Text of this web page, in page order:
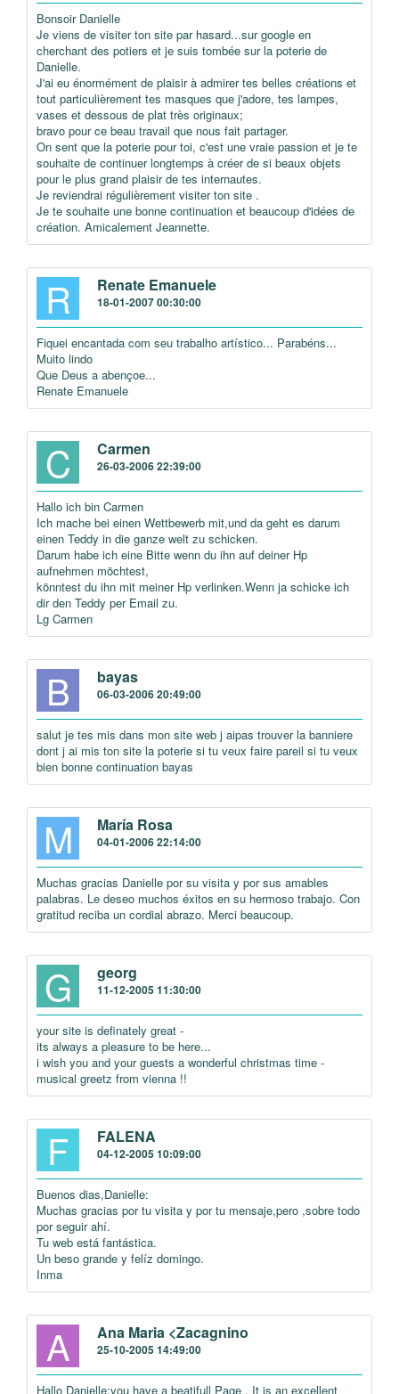
Bonsoir Danielle
Je viens de visiter ton site par hasard...sur google en
cherchant des potiers et je suis tombée sur la poterie de
Danielle.
J'ai eu énormément de plaisir à admirer tes belles créations et
tout particulièrement tes masques que j'adore, tes lampes,
vases et dessous de plat très originaux;
bravo pour ce beau travail que nous fait partager.
On sent que la poterie pour toi, c'est une vraie passion et je te
souhaite de continuer longtemps à créer de si beaux objets
pour le plus grand plaisir de tes internautes.
Je reviendrai régulièrement visiter ton site .
Je te souhaite une bonne continuation et beaucoup d'idées de
création. Amicalement Jeannette.
R Renate Emanuele
18-01-2007 00:30:00
Fiquei encantada com seu trabalho artístico... Parabéns...
Muito lindo
Que Deus a abençoe...
Renate Emanuele
C Carmen
26-03-2006 22:39:00
Hallo ich bin Carmen
Ich mache bei einen Wettbewerb mit,und da geht es darum
einen Teddy in die ganze welt zu schicken.
Darum habe ich eine Bitte wenn du ihn auf deiner Hp
aufnehmen möchtest,
könntest du ihn mit meiner Hp verlinken.Wenn ja schicke ich
dir den Teddy per Email zu.
Lg Carmen
B bayas
06-03-2006 20:49:00
salut je tes mis dans mon site web j aipas trouver la banniere
dont j ai mis ton site la poterie si tu veux faire pareil si tu veux
bien bonne continuation bayas
M María Rosa
04-01-2006 22:14:00
Muchas gracias Danielle por su visita y por sus amables
palabras. Le deseo muchos éxitos en su hermoso trabajo. Con
gratitud reciba un cordial abrazo. Merci beaucoup.
G georg
11-12-2005 11:30:00
your site is definately great -
its always a pleasure to be here...
i wish you and your guests a wonderful christmas time -
musical greetz from vienna !!
F FALENA
04-12-2005 10:09:00
Buenos dias,Danielle:
Muchas gracias por tu visita y por tu mensaje,pero ,sobre todo
por seguir ahí.
Tu web está fantástica.
Un beso grande y felíz domingo.
Inma
A Ana Maria <Zacagnino
25-10-2005 14:49:00
Hallo Danielle:you have a beatifull Page , It is an excellent